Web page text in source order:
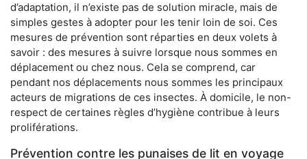
d’adaptation, il n’existe pas de solution miracle, mais de
simples gestes à adopter pour les tenir loin de soi. Ces
mesures de prévention sont réparties en deux volets à
savoir : des mesures à suivre lorsque nous sommes en
déplacement ou chez nous. Cela se comprend, car
pendant nos déplacements nous sommes les principaux
acteurs de migrations de ces insectes. À domicile, le non-
respect de certaines règles d’hygiène contribue à leurs
proliférations.
Prévention contre les punaises de lit en voyage